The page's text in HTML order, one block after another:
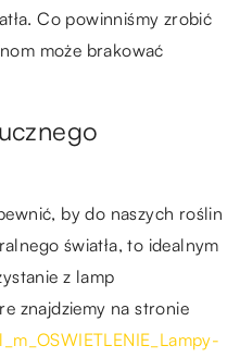
Co powinniśmy zrobić
może brakować
by do naszych roślin
światła, to idealnym
z lamp
znajdziemy na stronie